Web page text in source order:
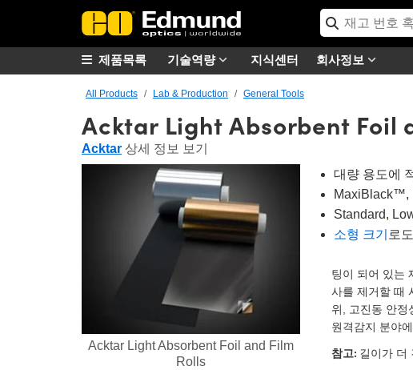
기술역량 지식센터 회사정보
제품목록
All Products Lab & Production General Tools
Acktar Light Absorbent Foil
Acktar 상세 정보 보기
Acktar Light Absorbent Foil and Film
Rolls
대량 용도에
MaxiBlack™,
Standard,
소형 크기 로
팅이 되어 있는
사를 제거할 때
위, 고진동 안정
원격감지 분야
참고: 길이가 더